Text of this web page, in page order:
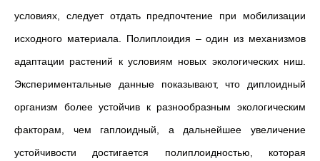
условиях, следует отдать предпочтение при мобилизации
исходного материала. Полиплоидия – один из механизмов
адаптации растений к условиям новых экологических ниш.
Экспериментальные данные показывают, что диплоидный
организм более устойчив к разнообразным экологическим
факторам, чем гаплоидный, а дальнейшее увеличение
устойчивости достигается полиплоидностью, которая